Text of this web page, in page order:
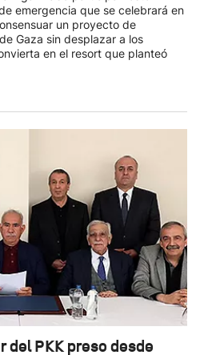
emergencia que se celebrará en
un proyecto de
Gaza sin desplazar a los
en el resort que planteó
del PKK preso desde